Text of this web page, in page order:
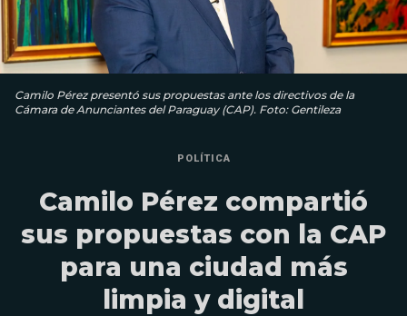
Camilo Pérez presentó sus propuestas ante los directivos de la
Cámara de Anunciantes del Paraguay (CAP). Foto: Gentileza
POLÍTICA
Camilo Pérez compartió
sus propuestas con la CAP
para una ciudad más
limpia y digital